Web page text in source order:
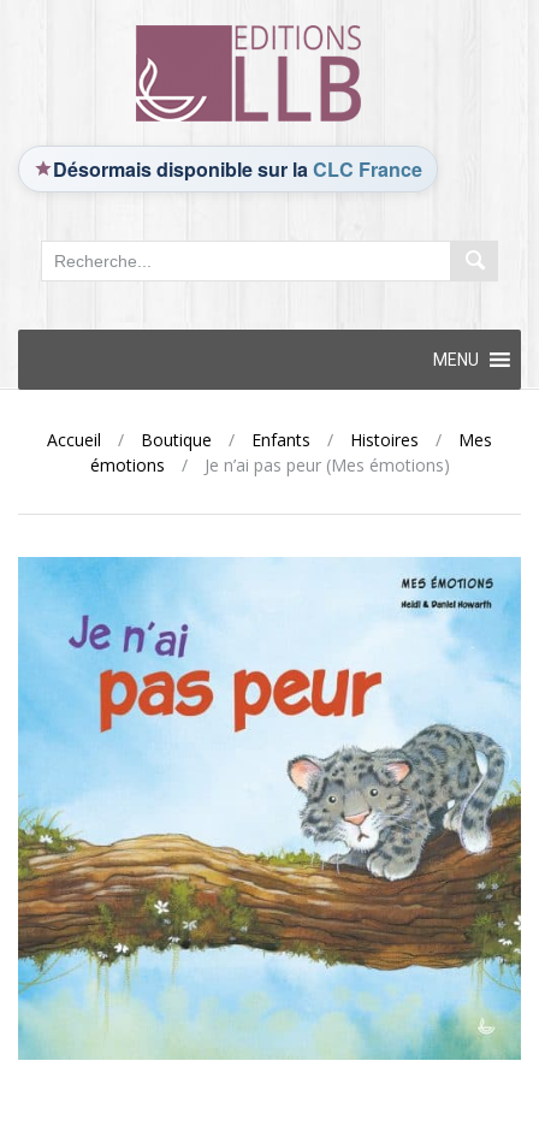
Désormais disponible sur laCLC France
content
MENU
Accueil / Boutique / Enfants / Histoires /
Mes
émotions
/ Je n’ai pas peur (Mes émotions)